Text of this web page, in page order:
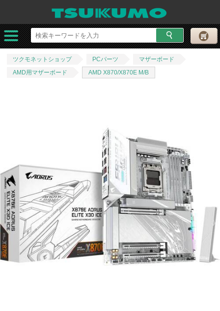
ツクモネットショップ PCパーツ
マザーボード
AMD用マザーボード
AMD X870/X870E M/B